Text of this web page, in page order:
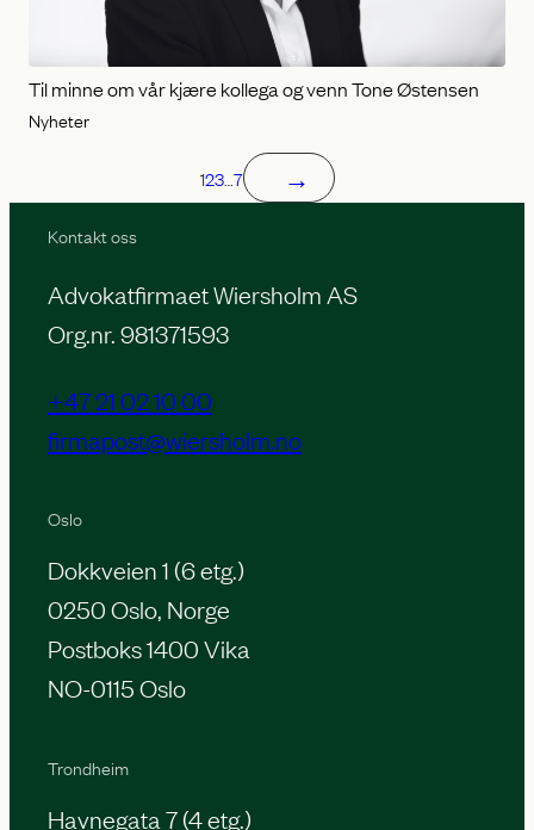
Til minne om vår kjære kollega og venn Tone Østensen
Nyheter
123… 7 →
Kontakt oss
Advokatfirmaet Wiersholm AS
Org.nr. 981371593
+47 21 02 10 00
firmapost@wiersholm.no
Oslo
Dokkveien 1 (6 etg.)
0250 Oslo, Norge
Postboks 1400 Vika
NO-0115 Oslo
Trondheim
Havnegata 7 (4 etg.)